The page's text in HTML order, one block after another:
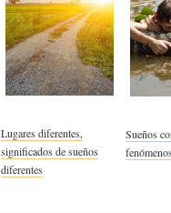
Lugares diferentes,
significados de sueños
diferentes
Sueños